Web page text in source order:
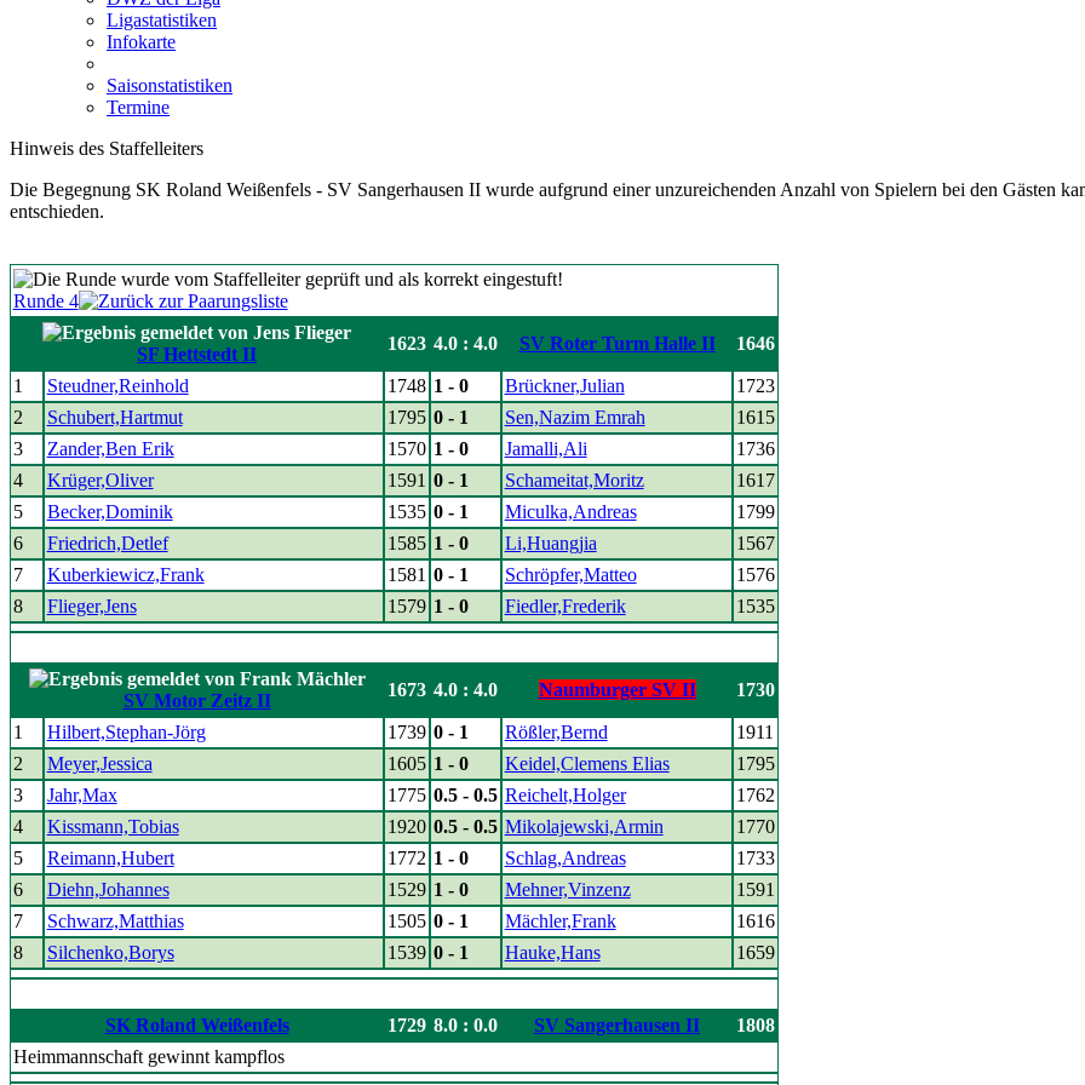
Ligastatistiken
Infokarte
Saisonstatistiken
Termine
Hinweis des Staffelleiters
Die Begegnung SK Roland Weißenfels - SV Sangerhausen II wurde aufgrund einer unzureichenden Anzahl von Spielern bei den Gästen
entschieden.
Runde 4
SF Hettstedt II
1623 4.0 : 4.0 SV Roter Turm Halle II 1646
1 Steudner,Reinhold 1748 1 - 0 Brückner,Julian
1723
2
Schubert,Hartmut 1795 0 - 1 Sen,Nazim Emrah
1615
3
Zander,Ben Erik 1570 1 - 0 Jamalli,Ali
1736
4
Krüger,Oliver 1591 0 - 1 Schameitat,Moritz
1617
5
Becker,Dominik 1535 0 - 1 Miculka,Andreas
1799
6
Friedrich,Detlef 1585 1 - 0 Li,Huangjia
1567
7
Kuberkiewicz,Frank 1581 0 - 1 Schröpfer,Matteo
1576
8
Flieger,Jens 1579 1 - 0 Fiedler,Frederik 1535
SV Motor Zeitz II
1673 4.0 : 4.0 Naumburger SV II 1730
1 Hilbert,Stephan-Jörg 1739 0 - 1 Rößler,Bernd
1911
2
Meyer,Jessica 1605 1 - 0 Keidel,Clemens Elias
1795
3
Jahr,Max 1775 0.5 - 0.5 Reichelt,Holger
1762
4
Kissmann,Tobias 1920 0.5 - 0.5 Mikolajewski,Armin
1770
5
Reimann,Hubert 1772 1 - 0 Schlag,Andreas
1733
6
Diehn,Johannes 1529 1 - 0 Mehner,Vinzenz
1591
7
Schwarz,Matthias 1505 0 - 1 Mächler,Frank
1616
8
Silchenko,Borys 1539 0 - 1 Hauke,Hans 1659
SK Roland Weißenfels 1729 8.0 : 0.0 SV Sangerhausen II
1808
Heimmannschaft gewinnt kampflos